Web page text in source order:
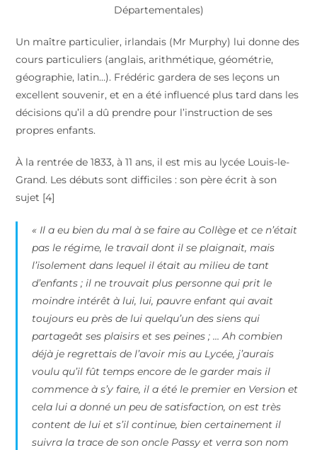
Départementales)
Un maître particulier, irlandais (Mr Murphy) lui donne des
cours particuliers (anglais, arithmétique, géométrie,
géographie, latin…). Frédéric gardera de ses leçons un
excellent souvenir, et en a été influencé plus tard dans les
décisions qu’il a dû prendre pour l’instruction de ses
propres enfants.
À la rentrée de 1833, à 11 ans, il est mis au lycée Louis-le-
Grand. Les débuts sont difficiles : son père écrit à son
sujet [4]
« Il a eu bien du mal à se faire au Collège et ce n’était
pas le régime, le travail dont il se plaignait, mais
l’isolement dans lequel il était au milieu de tant
d’enfants ; il ne trouvait plus personne qui prit le
moindre intérêt à lui, lui, pauvre enfant qui avait
toujours eu près de lui quelqu’un des siens qui
partageât ses plaisirs et ses peines ; … Ah combien
déjà je regrettais de l’avoir mis au Lycée, j’aurais
voulu qu’il fût temps encore de le garder mais il
commence à s’y faire, il a été le premier en Version et
cela lui a donné un peu de satisfaction, on est très
content de lui et s’il continue, bien certainement il
suivra la trace de son oncle Passy et verra son nom